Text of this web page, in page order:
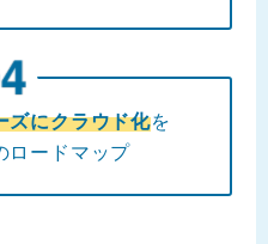
ズにクラウド化を
ロードマップ